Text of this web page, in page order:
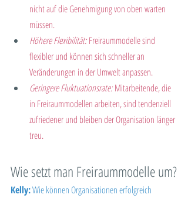
nicht auf die Genehmigung von oben warten
müssen.
Höhere Flexibilität: Freiraummodelle sind
flexibler und können sich schneller an
Veränderungen in der Umwelt anpassen.
Geringere Fluktuationsrate: Mitarbeitende, die
in Freiraummodellen arbeiten, sind tendenziell
zufriedener und bleiben der Organisation länger
treu.
Wie setzt man Freiraummodelle um?
Kelly: Wie können Organisationen erfolgreich